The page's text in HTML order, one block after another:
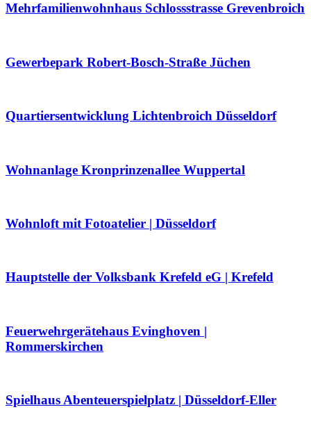
Mehrfamilienwohnhaus Schlossstrasse Grevenbroich
Gewerbepark Robert-Bosch-Straße Jüchen
Quartiersentwicklung Lichtenbroich Düsseldorf
Wohnanlage Kronprinzenallee Wuppertal
Wohnloft mit Fotoatelier | Düsseldorf
Hauptstelle der Volksbank Krefeld eG | Krefeld
Feuerwehrgerätehaus Evinghoven |
Rommerskirchen
Spielhaus Abenteuerspielplatz | Düsseldorf-Eller